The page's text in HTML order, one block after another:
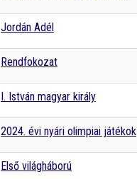
Jordán Adél
Rendfokozat
I. István magyar király
2024. évi nyári olimpiai játékok
Első világháború